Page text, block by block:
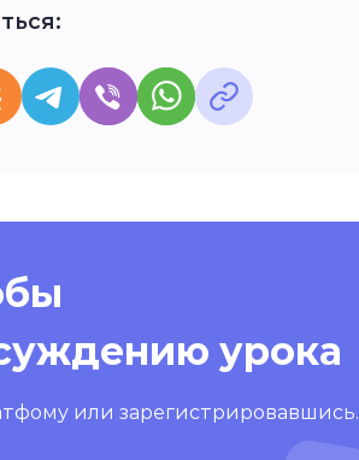
урока
или зарегистрировавшись.